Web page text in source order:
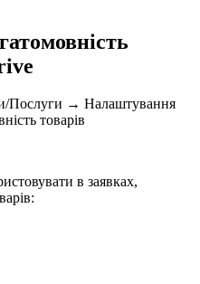
Послуги → Налаштування
товарів
в заявках,